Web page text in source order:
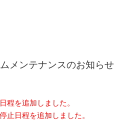
メンテナンスのお知らせ
程を追加しました。
止日程を追加しました。